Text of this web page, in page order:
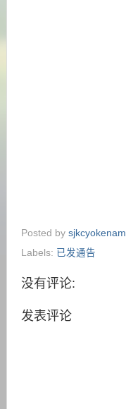
Posted by sjkcyokenam
Labels: 已发通告
没有评论:
发表评论